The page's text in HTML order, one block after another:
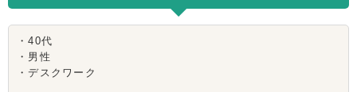
・40代
・男性
・デスクワーク